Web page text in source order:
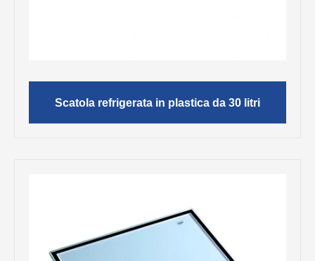
Scatola refrigerata in plastica da 30 litri